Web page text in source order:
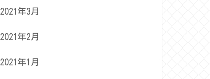
2021年3月
2021年2月
2021年1月